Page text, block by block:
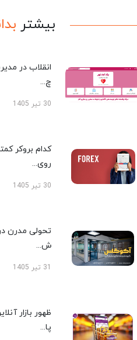
بیشتر
انقلاب در
چ...
30 تیر 1405
کدام بروکر
روی...
30 تیر 1405
تحولی مدرن در
ش...
ظهور بازار
پا...